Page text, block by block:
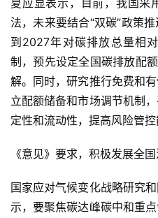
法，未来要结合“双碳”政策
到2027年对碳排放总量相
制，预先设定全国碳排放配
解。同时，研究推行免费和
立配额储备和市场调节机制
定性和流动性，提高风险管控
《意见》要求，积极发展全
国家应对气候变化战略研究
示，要聚焦碳达峰碳中和重